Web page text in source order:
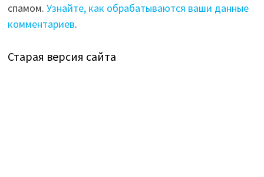
спамом.Узнайте, как обрабатываются ваши данные
комментариев.
Старая версия сайта